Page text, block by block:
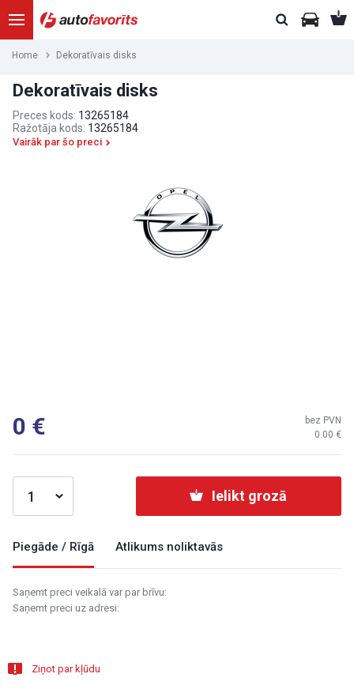
Home Dekoratīvais disks
Dekoratīvais disks
Preces kods: 13265184
Ražotāja kods: 13265184
Vairāk par šo preci
0 0.00
bez PVN
Ielikt grozā
Piegāde / Rīgā Atlikums noliktavās
Saņemt preci veikalā var par brīvu:
Saņemt preci uz adresi:
Ziņot par kļūdu